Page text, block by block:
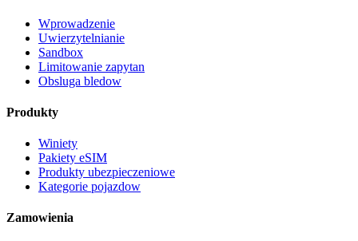
Wprowadzenie
Uwierzytelnianie
Sandbox
Limitowanie zapytan
Obsluga bledow
Produkty
Winiety
Pakiety eSIM
Produkty ubezpieczeniowe
Kategorie pojazdow
Zamowienia